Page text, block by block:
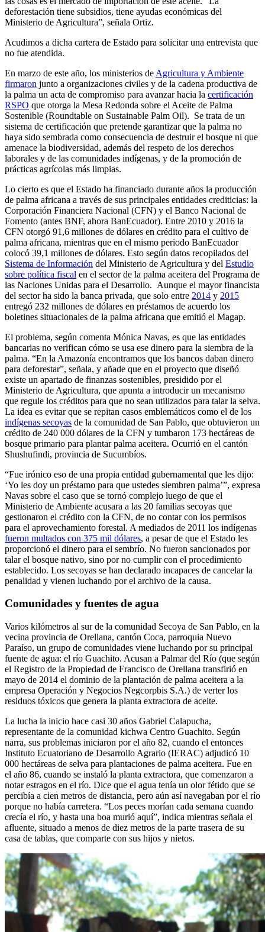
deforestación tiene subsidios, tiene ayudas económicas del
Ministerio de Agricultura”, señala Ortiz.
Acudimos a dicha cartera de Estado para solicitar una entrevista que
no fue atendida.
En marzo de este año, los ministerios de Agricultura y Ambiente
firmaron junto a organizaciones civiles y de la cadena productiva de
la palma un acta de compromiso para avanzar hacia la certificación
RSPO que otorga la Mesa Redonda sobre el Aceite de Palma
Sostenible (Roundtable on Sustainable Palm Oil). Se trata de un
sistema de certificación que pretende garantizar que la palma no
haya sido sembrada como consecuencia de destruir el bosque ni que
amenace la biodiversidad, además del respeto de los derechos
laborales y de las comunidades indígenas, y de la promoción de
prácticas agrícolas más limpias.
Lo cierto es que el Estado ha financiado durante años la producción
de palma africana a través de sus principales entidades crediticias: la
Corporación Financiera Nacional (CFN) y el Banco Nacional de
Fomento (antes BNF, ahora BanEcuador). Entre 2010 y 2016 la
CFN otorgó 91,6 millones de dólares en crédito para el cultivo de
palma africana, mientras que en el mismo periodo BanEcuador
colocó 39,1 millones de dólares. Esto según datos recopilados del
Sistema de Información del Ministerio de Agricultura y del Estudio
sobre política fiscal en el sector de la palma aceitera del Programa de
las Naciones Unidas para el Desarrollo. Aunque el mayor financista
del sector ha sido la banca privada, que solo entre 2014 y 2015
entregó 232 millones de dólares en préstamos de acuerdo los
boletines situacionales de la palma africana que emitió el Magap.
El problema, según comenta Mónica Navas, es que las entidades
bancarias no verifican cómo se usa ese dinero para la siembra de la
palma. “En la Amazonía encontramos que los bancos daban dinero
para deforestar”, señala, y añade que en el proyecto que diseñó
existe un apartado de finanzas sostenibles, presidido por el
Ministerio de Agricultura, que apunta a introducir un mecanismo
que regule los créditos para que no sean utilizados para talar la selva.
La idea es evitar que se repitan casos emblemáticos como el de los
indígenas secoyas de la comunidad de San Pablo, que obtuvieron un
crédito de 240 000 dólares de la CFN y tumbaron 173 hectáreas de
bosque primario para plantar palma aceitera. Ocurrió en el cantón
Shushufindi, provincia de Sucumbíos.
“Fue irónico eso de una propia entidad gubernamental que les dijo:
‘Yo les doy un préstamo para que ustedes siembren palma’”, expresa
Navas sobre el caso que se tornó complejo luego de que el
Ministerio de Ambiente acusara a las 20 familias secoyas que
gestionaron el crédito con la CFN, de no contar con los permisos
para el aprovechamiento forestal. A mediados de 2011 los indígenas
fueron multados con 375 mil dólares, a pesar de que el Estado les
proporcionó el dinero para el sembrío. No fueron sancionados por
talar el bosque nativo, sino por no cumplir con el procedimiento
establecido. Los secoyas se han declarado incapaces de cancelar la
penalidad y vienen luchando por el archivo de la causa.
Comunidades y fuentes de agua
Varios kilómetros al sur de la comunidad Secoya de San Pablo, en la
vecina provincia de Orellana, cantón Coca, parroquia Nuevo
Paraíso, un grupo de comunidades viene luchando por su principal
fuente de agua: el río Guachito. Acusan a Palmar del Río (que según
el Registro de la Propiedad de Francisco de Orellana transfirió en
mayo de 2014 el dominio de la plantación de palma aceitera a la
empresa Operación y Negocios Negcorpbis S.A.) de verter los
residuos tóxicos que genera la planta extractora de aceite.
La lucha la inicio hace casi 30 años Gabriel Calapucha,
representante de la comunidad kichwa Centro Guachito. Según
narra, sus problemas iniciaron por el año 82, cuando el entonces
Instituto Ecuatoriano de Desarrollo Agrario (IERAC) adjudicó 10
000 hectáreas de selva para plantaciones de palma aceitera. Fue en
el año 86, cuando se instaló la planta extractora, que comenzaron a
notar estragos en el río. Dice que el agua tenía un olor fétido que se
percibía a cien metros de distancia, pero aún así navegaban por el río
porque no había carretera. “Los peces morían cada semana cuando
crecía el río, y hasta una boa murió aquí”, indica mientras señala el
afluente, situado a menos de diez metros de la parte trasera de su
casa de tablas, que comparte con sus hijos y nietos.